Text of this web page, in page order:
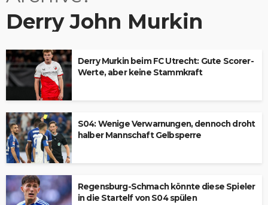
Derry John Murkin
Derry Murkin beim FC Utrecht: Gute Scorer-
Werte, aber keine Stammkraft
S04: Wenige Verwarnungen, dennoch droht
halber Mannschaft Gelbsperre
Regensburg-Schmach könnte diese Spieler
in die Startelf von S04 spülen